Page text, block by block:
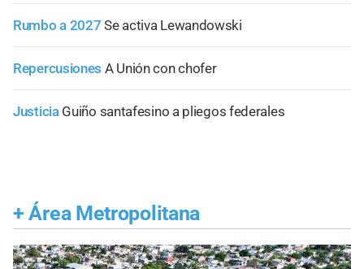
Rumbo a 2027 Se activa Lewandowski
Repercusiones A Unión con chofer
Justicia Guiño santafesino a pliegos federales
+ Área Metropolitana